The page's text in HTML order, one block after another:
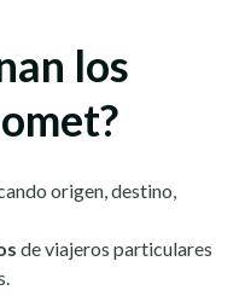
los
origen, destino,
de viajeros particulares